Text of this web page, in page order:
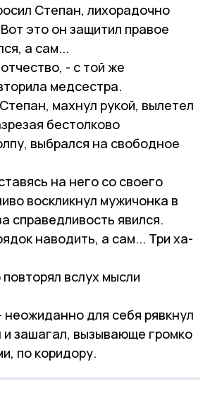
Степан, лихорадочно
это он защитил правое
а сам...
- с той же
медсестра.
махнул рукой, вылетел
бестолково
выбрался на свободное
на него со своего
воскликнул мужичонка в
справедливость явился.
наводить, а сам... Три ха-
вслух мысли
для себя рявкнул
и зашагал, вызывающе громко
по коридору.